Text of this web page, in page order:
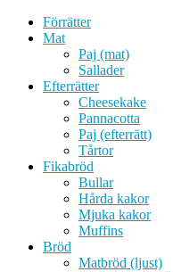
Förrätter
Mat
Paj (mat)
Sallader
Efterrätter
Cheesekake
Pannacotta
Paj (efterrätt)
Tårtor
Fikabröd
Bullar
Hårda kakor
Mjuka kakor
Muffins
Bröd
Matbröd (ljust)